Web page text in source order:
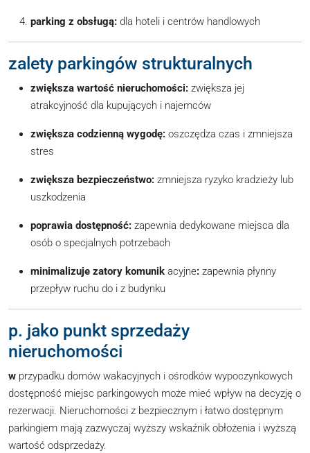
parking z obsługą: dla hoteli i centrów handlowych
zalety parkingów strukturalnych
zwiększa wartość nieruchomości: zwiększa jej
atrakcyjność dla kupujących i najemców
zwiększa codzienną wygodę: oszczędza czas i zmniejsza
stres
zwiększa bezpieczeństwo: zmniejsza ryzyko kradzieży lub
uszkodzenia
poprawia dostępność: zapewnia dedykowane miejsca dla
osób o specjalnych potrzebach
minimalizuje zatory komunik acyjne: zapewnia płynny
przepływ ruchu do i z budynku
p. jako punkt sprzedaży
nieruchomości
w przypadku domów wakacyjnych i ośrodków wypoczynkowych
dostępność miejsc parkingowych może mieć wpływ na decyzję o
rezerwacji. Nieruchomości z bezpiecznym i łatwo dostępnym
parkingiem mają zazwyczaj wyższy wskaźnik obłożenia i wyższą
wartość odsprzedaży.